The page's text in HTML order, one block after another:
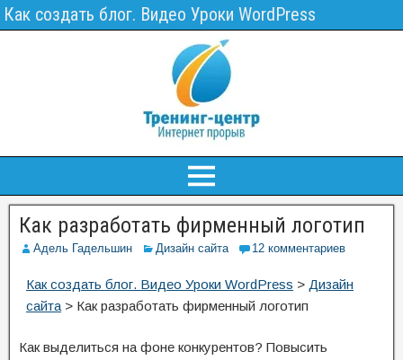
Как создать блог. Видео Уроки WordPress
Как разработать фирменный логотип
Адель Гадельшин Дизайн сайта 12 комментариев
Как создать блог. Видео Уроки WordPress > Дизайн
сайта > Как разработать фирменный логотип
Как выделиться на фоне конкурентов? Повысить